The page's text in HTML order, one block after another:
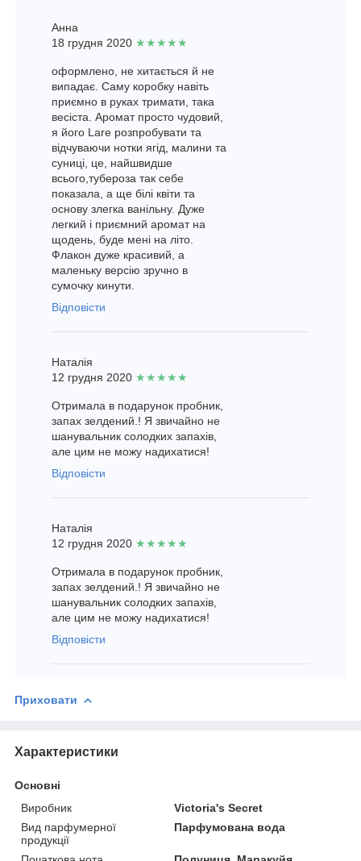
Анна
18 грудня 2020 ★★★★★
оформлено, не хитається й не
випадає. Саму коробку навіть
приємно в руках тримати, така
весіста. Аромат просто чудовий,
я його Lare розпробувати та
відчуваючи нотки ягід, малини та
суниці, це, найшвидше
всього,тубероза так себе
показала, а ще білі квіти та
основу злегка ванільну. Дуже
легкий і приємний аромат на
щодень, буде мені на літо.
Флакон дуже красивий, а
маленьку версію зручно в
сумочку кинути.
Відповісти
Наталія
12 грудня 2020 ★★★★★
Отримала в подарунок пробник,
запах зелдений.! Я звичайно не
шанувальник солодких запахів,
але цим не можу надихатися!
Відповісти
Наталія
12 грудня 2020 ★★★★★
Отримала в подарунок пробник,
запах зелдений.! Я звичайно не
шанувальник солодких запахів,
але цим не можу надихатися!
Відповісти
Приховати
Характеристики
Основні
Виробник
Victoria's Secret
Вид парфумерної
продукції
Парфумована вода